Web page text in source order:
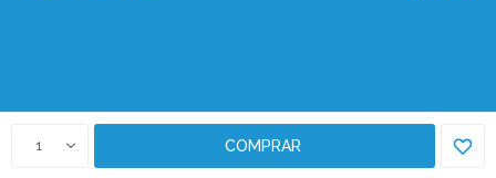
1 COMPRAR